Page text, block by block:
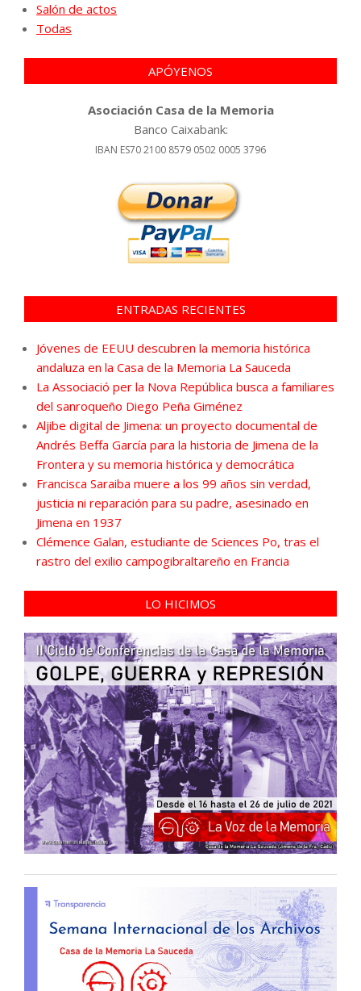
Salón de actos
Todas
APÓYENOS
Asociación Casa de la Memoria
Banco Caixabank:
IBAN ES70 2100 8579 0502 0005 3796
ENTRADAS RECIENTES
Jóvenes de EEUU descubren la memoria histórica
andaluza en la Casa de la Memoria La Sauceda
La Associació per la Nova República busca a familiares
del sanroqueño Diego Peña Giménez
Aljibe digital de Jimena: un proyecto documental de
Andrés Beffa García para la historia de Jimena de la
Frontera y su memoria histórica y democrática
Francisca Saraiba muere a los 99 años sin verdad,
justicia ni reparación para su padre, asesinado en
Jimena en 1937
Clémence Galan, estudiante de Sciences Po, tras el
rastro del exilio campogibraltareño en Francia
LO HICIMOS